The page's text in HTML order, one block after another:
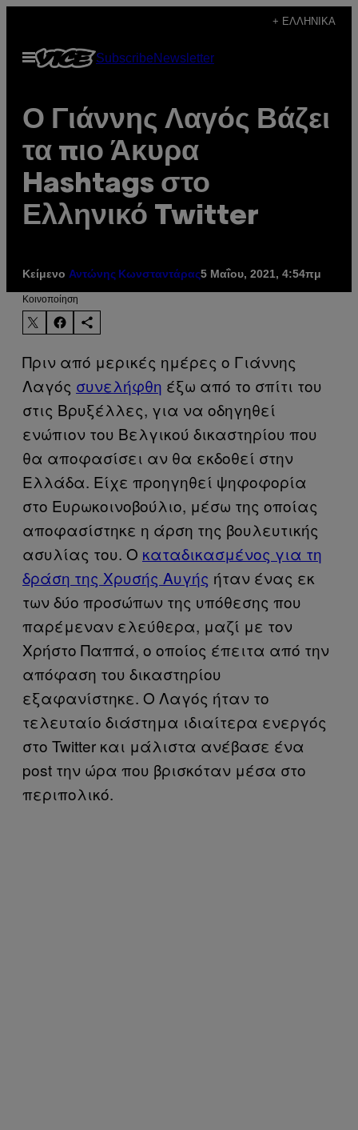
περιεχόμενο
+ ΕΛΛΗΝΙΚΆ
Ανοίξτε
το
SubscribeNewsletter
Ο Γιάννης Λαγός Βάζει
τα πιο Άκυρα
Hashtags στο
Ελληνικό Twitter
Κείμενο Αντώνης Κωνσταντάρας5 Μαΐου, 2021, 4:54πμ
Kοινοποίηση
Πριν από μερικές ημέρες ο Γιάννης
Λαγός συνελήφθη έξω από το σπίτι του
στις Βρυξέλλες, για να οδηγηθεί
ενώπιον του Βελγικού δικαστηρίου που
θα αποφασίσει αν θα εκδοθεί στην
Ελλάδα. Είχε προηγηθεί ψηφοφορία
στο Ευρωκοινοβούλιο, μέσω της οποίας
αποφασίστηκε η άρση της βουλευτικής
ασυλίας του. Ο καταδικασμένος για τη
δράση της Χρυσής Αυγής ήταν ένας εκ
των δύο προσώπων της υπόθεσης που
παρέμεναν ελεύθερα, μαζί με τον
Χρήστο Παππά, ο οποίος έπειτα από την
απόφαση του δικαστηρίου
εξαφανίστηκε. Ο Λαγός ήταν το
τελευταίο διάστημα ιδιαίτερα ενεργός
στο Twitter και μάλιστα ανέβασε ένα
post την ώρα που βρισκόταν μέσα στο
περιπολικό.